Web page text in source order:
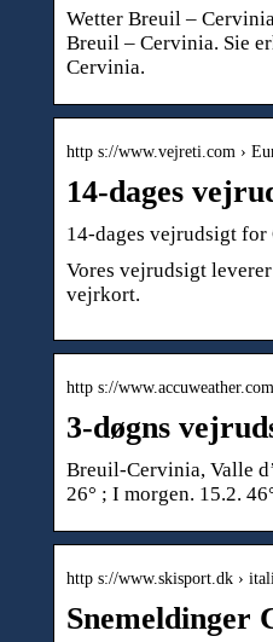
Wetter Breuil –
Breuil – Cervinia. Sie
Cervinia.
http s://www.vejreti.com ›
14-dages
14-dages vejrudsigt
Vores vejrudsigt
vejrkort.
http s://
3-døgns
Breuil-Cervinia, Valle
26° ; I morgen. 15.2.
http s://www.skisport.dk ›
Snemeldinger